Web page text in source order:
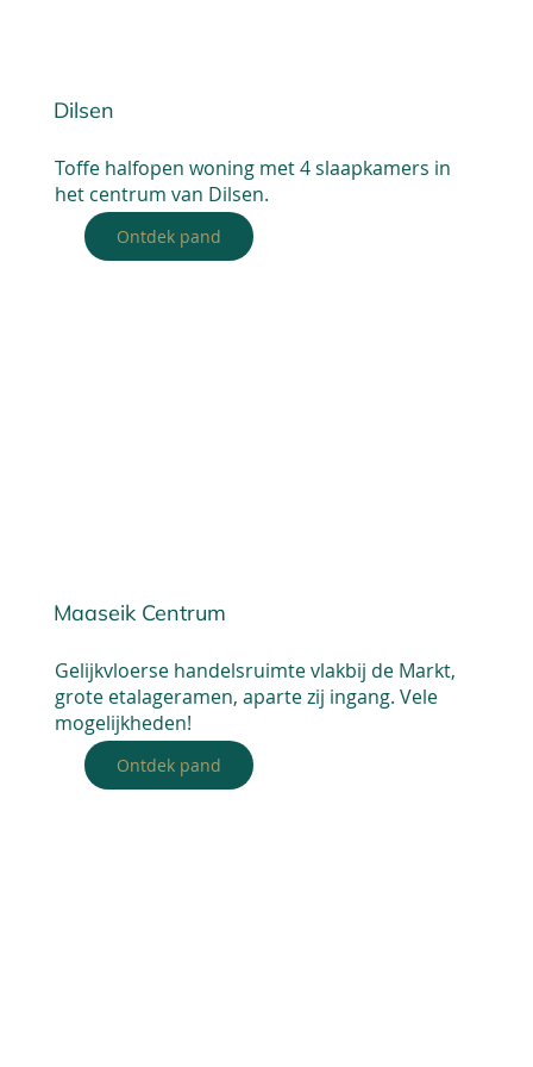
Dilsen
Toffe halfopen woning met 4 slaapkamers in
het centrum van Dilsen.
Ontdek pand
Maaseik Centrum
Gelijkvloerse handelsruimte vlakbij de Markt,
grote etalageramen, aparte zij ingang. Vele
mogelijkheden!
Ontdek pand